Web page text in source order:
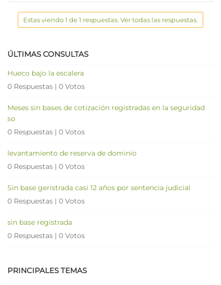
Estas viendo 1 de 1 respuestas. Ver todas las respuestas.
ÚLTIMAS CONSULTAS
Hueco bajo la escalera
0 Respuestas | 0 Votos
Meses sin bases de cotización registradas en la seguridad
so
0 Respuestas | 0 Votos
levantamiento de reserva de dominio
0 Respuestas | 0 Votos
Sin base geristrada casi 12 años por sentencia judicial
0 Respuestas | 0 Votos
sin base registrada
0 Respuestas | 0 Votos
PRINCIPALES TEMAS